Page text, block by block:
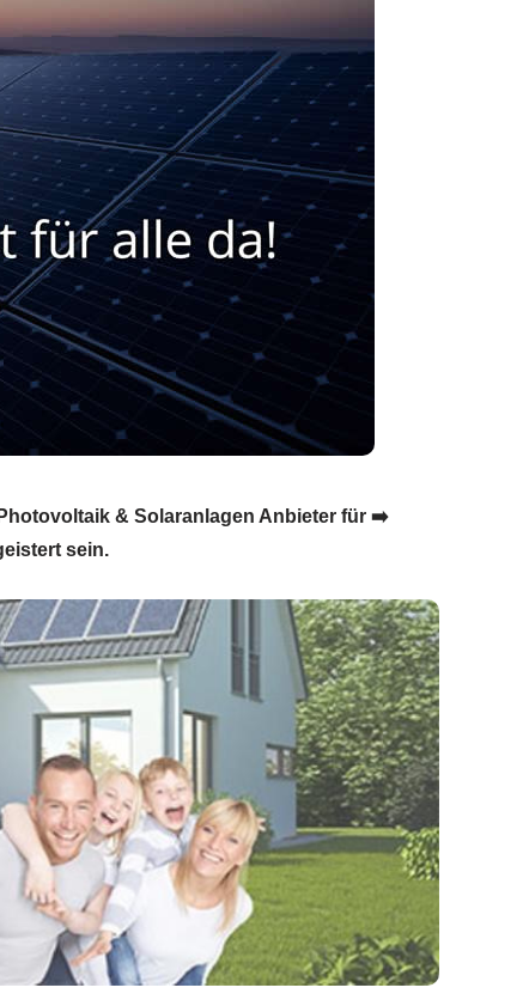
& Solaranlagen Anbieter für ➡️
sein.